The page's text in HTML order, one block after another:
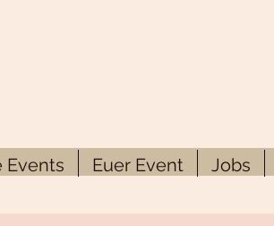
Events Euer Event Jobs